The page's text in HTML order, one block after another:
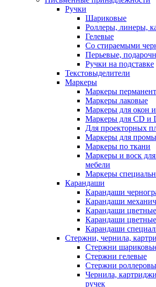
Ручки
Шариковые
Роллеры, линеры,
Гелевые
Со стираемыми
Перьевые,
Ручки на подставке
Текстовыделители
Маркеры
Маркеры
Маркеры лаковые
Маркеры для окон и
Маркеры для CD и
Для проекторных
Маркеры для
Маркеры по ткани
Маркеры и воск для
мебели
Маркеры
Карандаши
Карандаши
Карандаши
Карандаши цветные
Карандаши
Карандаши
Стержни, чернила,
Стержни
Стержни гелевые
Стержни
Чернила,
ручек